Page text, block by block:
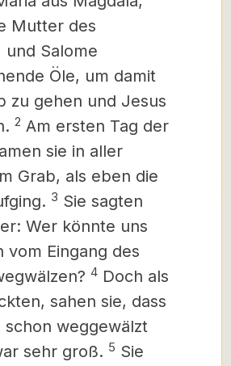
Mutter des
und Salome
Öle, um damit
zu gehen und Jesus
2 Am ersten Tag der
sie in aller
Grab, als eben die
3 Sie sagten
Wer könnte uns
vom Eingang des
4 Doch als
sahen sie, dass
schon weggewälzt
sehr groß. 5 Sie